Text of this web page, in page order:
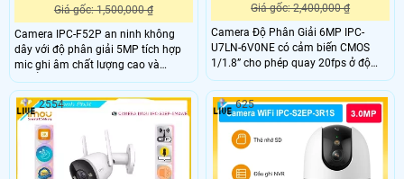
Giá gốc: 1,500,000 ₫
Camera IPC-F52P an ninh không
dây với độ phân giải 5MP tích hợp
mic ghi âm chất lượng cao và
chuẩn nén H.265 tiết kiệm băng
thông. Camera hỗ trợ tầm nhìn ban
đêm lên đến 30m, kết nối Wi-Fi 6
mạnh mẽ và tính năng phát hiện
con người thông minh. Với chuẩn
IP67 camera đảm bảo hoạt động
bền bỉ trong mọi điều kiện thời tiết
Giá gốc: 2,400,000 ₫
Camera Độ Phân Giải 6MP IPC-
U7LN-6V0NE có cảm biến CMOS
1/1.8” cho phép quay 20fps ở độ
phân giải 3200×1800 ống kính
3.6mm tạo góc nhìn ngang 89° hỗ
trợ quay quét ngang 0-340° dọc 0-
90° LED ấm ban đêm ánh sáng màu
tầm xa 30m tích hợp mic loa đàm
thoại hai chiều giúp giám sát rõ
ràng trong đêm tối.
2554 625